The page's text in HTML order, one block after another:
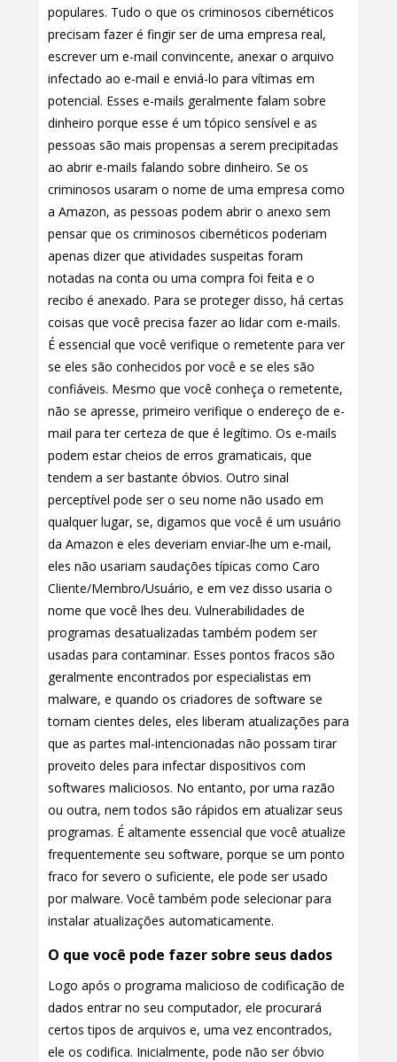
populares. Tudo o que os criminosos cibernéticos
precisam fazer é fingir ser de uma empresa real,
escrever um e-mail convincente, anexar o arquivo
infectado ao e-mail e enviá-lo para vítimas em
potencial. Esses e-mails geralmente falam sobre
dinheiro porque esse é um tópico sensível e as
pessoas são mais propensas a serem precipitadas
ao abrir e-mails falando sobre dinheiro. Se os
criminosos usaram o nome de uma empresa como
a Amazon, as pessoas podem abrir o anexo sem
pensar que os criminosos cibernéticos poderiam
apenas dizer que atividades suspeitas foram
notadas na conta ou uma compra foi feita e o
recibo é anexado. Para se proteger disso, há certas
coisas que você precisa fazer ao lidar com e-mails.
É essencial que você verifique o remetente para ver
se eles são conhecidos por você e se eles são
confiáveis. Mesmo que você conheça o remetente,
não se apresse, primeiro verifique o endereço de e-
mail para ter certeza de que é legítimo. Os e-mails
podem estar cheios de erros gramaticais, que
tendem a ser bastante óbvios. Outro sinal
perceptível pode ser o seu nome não usado em
qualquer lugar, se, digamos que você é um usuário
da Amazon e eles deveriam enviar-lhe um e-mail,
eles não usariam saudações típicas como Caro
Cliente/Membro/Usuário, e em vez disso usaria o
nome que você lhes deu. Vulnerabilidades de
programas desatualizadas também podem ser
usadas para contaminar. Esses pontos fracos são
geralmente encontrados por especialistas em
malware, e quando os criadores de software se
tornam cientes deles, eles liberam atualizações para
que as partes mal-intencionadas não possam tirar
proveito deles para infectar dispositivos com
softwares maliciosos. No entanto, por uma razão
ou outra, nem todos são rápidos em atualizar seus
programas. É altamente essencial que você atualize
frequentemente seu software, porque se um ponto
fraco for severo o suficiente, ele pode ser usado
por malware. Você também pode selecionar para
instalar atualizações automaticamente.
O que você pode fazer sobre seus dados
Logo após o programa malicioso de codificação de
dados entrar no seu computador, ele procurará
certos tipos de arquivos e, uma vez encontrados,
ele os codifica. Inicialmente, pode não ser óbvio